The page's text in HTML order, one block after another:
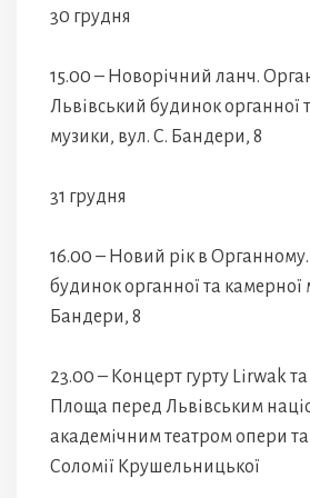
30 грудня
15.00 – Новорічний ланч.
Львівський будинок органної
музики, вул. С. Бандери, 8
31 грудня
16.00 – Новий рік в
будинок органної та камерної
Бандери, 8
23.00 – Концерт гурту Lirwak
Площа перед Львівським
академічним театром опери та
Соломії Крушельницької